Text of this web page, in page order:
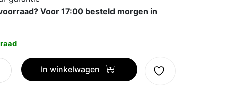
Voor 17:00 besteld morgen in
In winkelwagen